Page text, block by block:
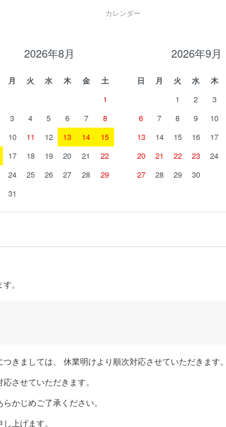
カレンダー
2026年8月
月 火 水 木 金
土
1
3 4 5 6 7
8
10 11 12 13 14
15
17 18 19 20 21
22
24 25 26 27 28
29
31
2026年9月
日 月 火 水 木
1
2 3
6
7 8 9 10
13
14 15 16 17
20
21 22 23 24
27
28 29 30
。
きましては、 休業明けより順次対応させていただきます。
させていただきます。
かじめご了承ください。
上げます。